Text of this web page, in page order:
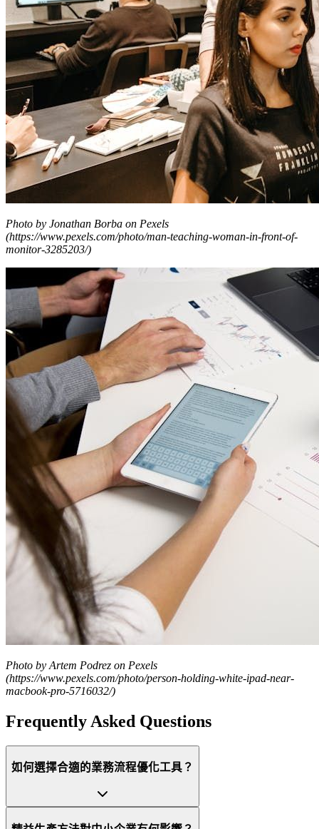
Photo by Jonathan Borba on Pexels
(https://www.pexels.com/photo/man-teaching-woman-in-front-of-
monitor-3285203/)
Photo by Artem Podrez on Pexels
(https://www.pexels.com/photo/person-holding-white-ipad-near-
macbook-pro-5716032/)
Frequently Asked Questions
如何選擇合適的業務流程優化工具？